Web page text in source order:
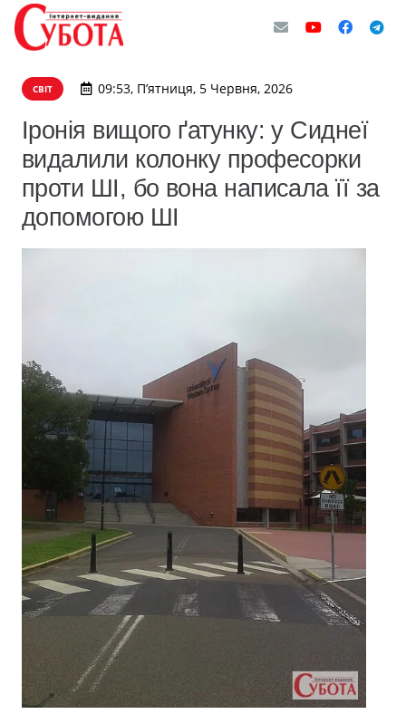
СВІТ 09:53, П’ятниця, 5 Червня, 2026
Іронія вищого ґатунку: у Сиднеї
видалили колонку професорки
проти ШІ, бо вона написала її за
допомогою ШІ